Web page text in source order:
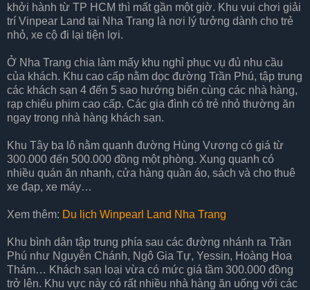
khởi hành từ TP HCM thì mất gần một giờ. Khu vui chơi giải
trí Vinpear Land tại Nha Trang là nơi lý tưởng dành cho trẻ
nhỏ, xe cộ đi lại tiện lợi.
Ở Nha Trang chia làm mấy khu nghỉ phục vụ đủ nhu cầu
của khách. Khu cao cấp nằm dọc đường Trần Phú, tập trung
các khách sạn 4 đến 5 sao hướng biển cùng các nhà hàng,
rạp chiếu phim cao cấp. Các gia đình có trẻ nhỏ thường ăn
ngay trong nhà hàng khách sạn.
Khu Tây ba lô nằm quanh đường Hùng Vương có giá từ
300.000 đến 500.000 đồng một phòng. Xung quanh có
nhiều quán ăn nhanh, cửa hàng quần áo, sách và cho thuê
xe đạp, xe máy…
Xem thêm: Du lịch Winpearl Land Nha Trang
Khu bình dân tập trung phía sau các đường nhánh ra Trần
Phú như Nguyễn Chánh, Ngô Gia Tự, Yessin, Hoàng Hoa
Thám… Khách sạn loại vừa có mức giá tầm 300.000 đồng
trở lên. Khu vực này có rất nhiều nhà hàng ăn uống với các